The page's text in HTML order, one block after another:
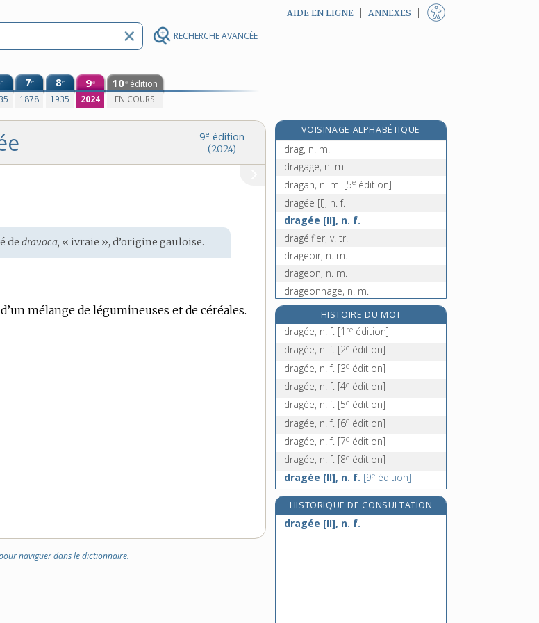
RECHERCHE AVANCÉE
AIDE EN LIGNE ANNEXES
e 7e
1878
8e
1935
9e
2024
10e édition
EN COURS
9e édition
(2024)
dedravoca, « ivraie », d’originegauloise.
mélange de légumineuses et de céréales.
naviguer dans le dictionnaire.
VOISINAGE ALPHABÉTIQUE
dracuncule, n. m.[4eédition]
drag, n. m.
dragage, n. m.
dragan, n. m. [5e édition]
dragée [I], n. f.
dragée [II], n. f.
dragéifier, v. tr.
drageoir, n. m.
drageon, n. m.
drageonnage, n. m.
drageonnement, n. m.
drageonner, v. intr.
dragon, n. m.
dragonnade, n. f.
HISTOIRE DU MOT
dragée, n. f. [1 re édition]
dragée, n. f. [2e édition]
dragée, n. f. [3e édition]
dragée, n. f. [4e édition]
dragée, n. f. [5e édition]
dragée, n. f. [6e édition]
dragée, n. f. [7e édition]
dragée, n. f. [8e édition]
dragée [II], n. f. [9e édition]
HISTORIQUE DE CONSULTATION
dragée [II], n. f.